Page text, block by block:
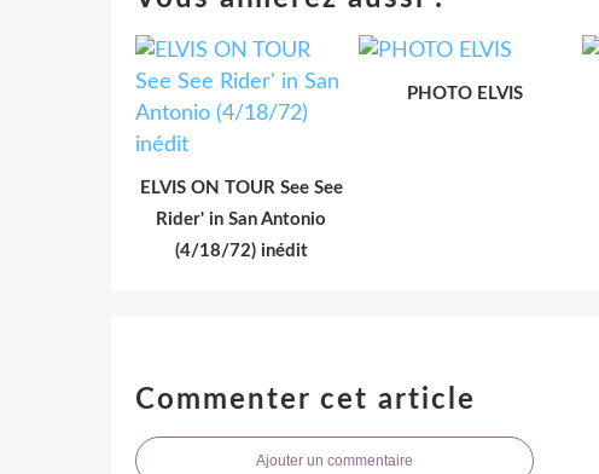
ELVIS ON TOUR See See
Rider' in San Antonio
(4/18/72) inédit
PHOTO ELVIS
Commenter cet article
Ajouter un commentaire